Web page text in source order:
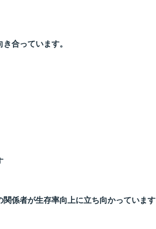
合っています。
係者が生存率向上に立ち向かっています